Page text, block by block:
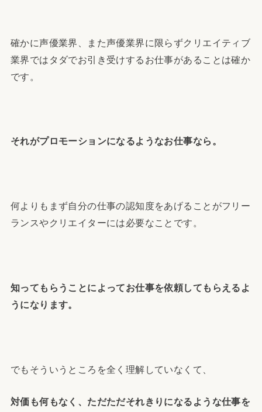
確かに声優業界、また声優業界に限らずクリエイティブ
業界ではタダでお引き受けするお仕事があることは確か
です。
それがプロモーションになるようなお仕事なら。
何よりもまず自分の仕事の認知度をあげることがフリー
ランスやクリエイターには必要なことです。
知ってもらうことによってお仕事を依頼してもらえるよ
うになります。
でもそういうところを全く理解していなくて、
対価も何もなく、ただただそれきりになるような仕事を